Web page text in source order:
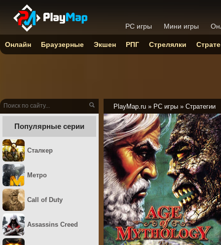
PlayMap.ru » PC игры » Стратегии
Популярные серии
Сталкер
Метро
Call of Duty
Assassins Creed
PC игры Мини игры
Онлайн Браузерные Экшен РПГ Стрелялки